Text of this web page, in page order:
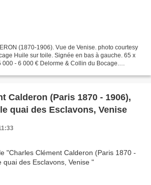
(1870-1906). Vue de Venise. photo courtesy
Huile sur toile. Signée en bas à gauche. 65 x
000 - 6 000 € Delorme & Collin du Bocage.
Calderon (Paris 1870 - 1906),
quai des Esclavons, Venise